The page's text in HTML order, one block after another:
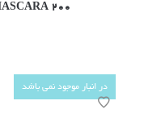
۲۰۰ PUPA VAMP MASCARA | ریمل ومپ پوپا
در انبار موجود نمی باشد